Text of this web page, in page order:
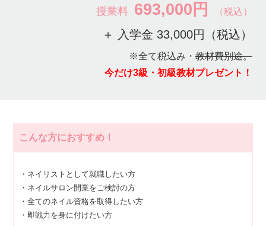
授業料 693,000円 （税込）
＋ 入学金 33,000円 （税込）
※全て税込み・教材費別途。
今だけ3級・初級教材プレゼント！
こんな方におすすめ！
・ネイリストとして就職したい方
・ネイルサロン開業をご検討の方
・全てのネイル資格を取得したい方
・即戦力を身に付けたい方